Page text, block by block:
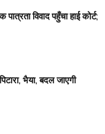
विवाद पहुँचा हाई कोर्ट;
भैया, बदल जाएगी